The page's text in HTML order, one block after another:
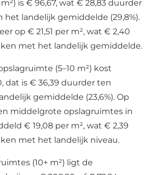
is € 96,67, wat € 28,83 duurder
het landelijk gemiddelde (29,8%).
op € 21,51 per m², wat € 2,40
met het landelijk gemiddelde.
(5–10 m²) kost
dat is € 36,39 duurder ten
gemiddelde (23,6%). Op
middelgrote opslagruimtes in
€ 19,08 per m², wat € 2,39
met het landelijk niveau.
(10+ m²) ligt de